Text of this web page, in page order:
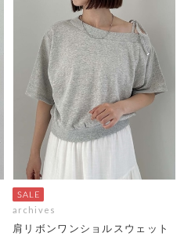
archives
肩リボンワンショルスウェット